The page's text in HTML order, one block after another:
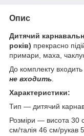
Опис
Дитячий
років) прекрасно
примари, маха,
До комплекту
не входить
Характеристики:
Тип — дитячий
Розміри — висота 30
см/талія 46 см/рукав